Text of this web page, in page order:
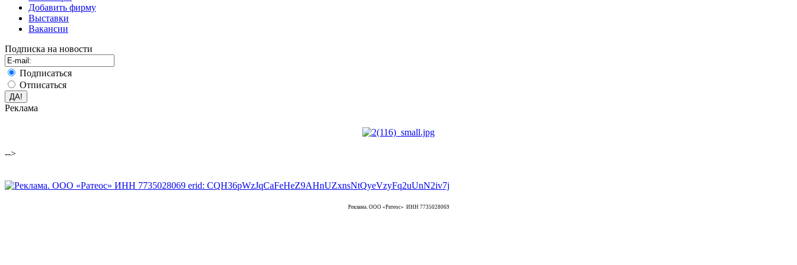
Добавить фирму
Выставки
Вакансии
Подписка на новости
Подписаться
Отписаться
Реклама
-->
Реклама. ООО «Ратеос» ИНН 7735028069